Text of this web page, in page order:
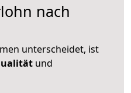
nach
unterscheidet, ist
und